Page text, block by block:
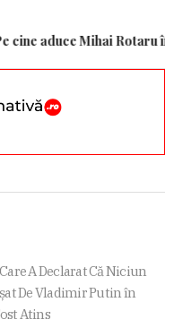
aduce Mihai Rotaru în Bănie
A Declarat Că Niciun
De Vladimir Putin în
Atins